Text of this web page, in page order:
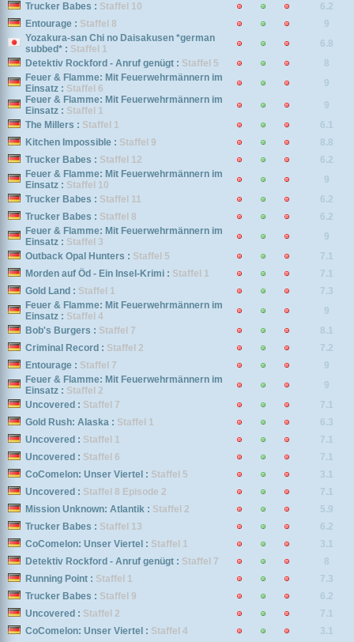
Trucker Babes : Staffel 10
6.2
Entourage : Staffel 8
9
Yozakura-san Chi no Daisakusen *german
subbed* : Staffel 1
6.8
Detektiv Rockford - Anruf genügt : Staffel 5
8
Feuer & Flamme: Mit Feuerwehrmännern im
Einsatz : Staffel 6
9
Feuer & Flamme: Mit Feuerwehrmännern im
Einsatz : Staffel 1
9
The Millers : Staffel 1
6.1
Kitchen Impossible : Staffel 9
8.8
Trucker Babes : Staffel 12
6.2
Feuer & Flamme: Mit Feuerwehrmännern im
Einsatz : Staffel 10
9
Trucker Babes : Staffel 11
6.2
Trucker Babes : Staffel 8
6.2
Feuer & Flamme: Mit Feuerwehrmännern im
Einsatz : Staffel 3
9
Outback Opal Hunters : Staffel 5
7.1
Morden auf Öd - Ein Insel-Krimi : Staffel 1
7.1
Gold Land : Staffel 1
7.3
Feuer & Flamme: Mit Feuerwehrmännern im
Einsatz : Staffel 4
9
Bob's Burgers : Staffel 7
8.1
Criminal Record : Staffel 2
7.2
Entourage : Staffel 7
9
Feuer & Flamme: Mit Feuerwehrmännern im
Einsatz : Staffel 2
9
Uncovered : Staffel 7
7.1
Gold Rush: Alaska : Staffel 1
6.3
Uncovered : Staffel 1
7.1
Uncovered : Staffel 6
7.1
CoComelon: Unser Viertel : Staffel 5
3.1
Uncovered : Staffel 8 Episode 2
7.1
Mission Unknown: Atlantik : Staffel 2
5.9
Trucker Babes : Staffel 13
6.2
CoComelon: Unser Viertel : Staffel 1
3.1
Detektiv Rockford - Anruf genügt : Staffel 7
8
Running Point : Staffel 1
7.3
Trucker Babes : Staffel 9
6.2
Uncovered : Staffel 2
7.1
CoComelon: Unser Viertel : Staffel 4
3.1